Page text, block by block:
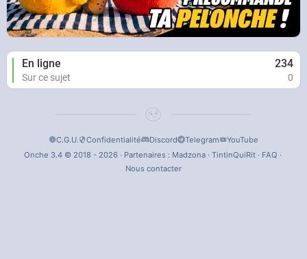
En ligne 234
Sur ce sujet 0
C.G.U. Confidentialité Discord Telegram
YouTube
Onche 3.4 © 2018 - 2026 · Partenaires : Madzona· TintinQuiRit· FAQ ·
Nous contacter